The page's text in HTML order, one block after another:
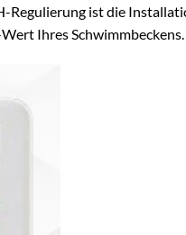
Regulierung ist die
Ihres Schwimmbeckens.